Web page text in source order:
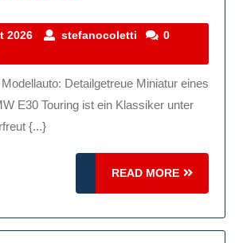
Touring
Eine
Detailgetreue
An
Einen
2026
01
2026
stefanocoletti stefanocoletti
0
E30 Touring ist ein Klassiker unter
{...}
READ MORE
READ
MORE